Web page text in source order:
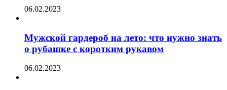
06.02.2023
Мужской гардероб на лето: что нужно знать
о рубашке с коротким рукавом
06.02.2023